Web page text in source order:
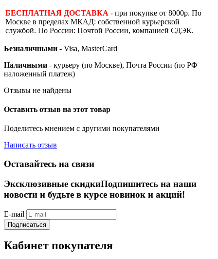
БЕСПЛАТНАЯ ДОСТАВКА - при покупке от 8000р. По
Москве в пределах МКАД: собственной курьерской
службой. По России: Почтой России, компанией СДЭК.
Безналичными - Visa, MasterCard
Наличными - курьеру (по Москве), Почта России (по РФ
наложенный платеж)
Отзывы не найдены
Оставить отзыв на этот товар
Поделитесь мнением с другими покупателями
Написать отзыв
Оставайтесь на связи
Эксклюзивные скидкиПодпишитесь на наши
новости и будьте в курсе новинок и акций!
E-mail
Подписаться
Кабинет покупателя